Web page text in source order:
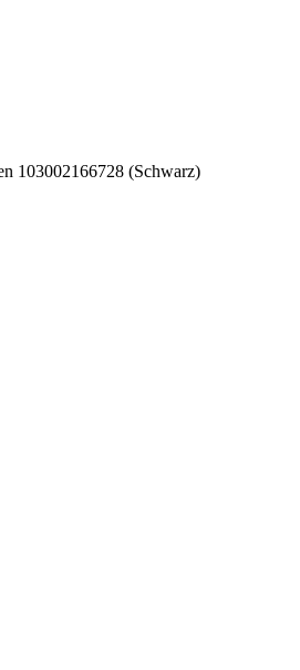
103002166728 (Schwarz)